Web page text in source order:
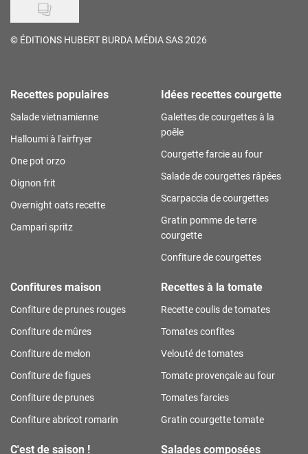
© ÉDITIONS HUBERT BURDA MÉDIA SAS 2026
Recettes populaires
Salade vietnamienne
Halloumi à l'airfryer
One pot orzo
Oignon frit
Overnight oats recette
Campari spritz
Idées recettes courgette
Galettes de courgettes à la
poêle
Courgette farcie au four
Salade de courgettes râpées
Scarpaccia de courgettes
Gratin pomme de terre
courgette
Confiture de courgettes
Confitures maison
Confiture de prunes rouges
Confiture de mûres
Confiture de melon
Confiture de figues
Confiture de prunes
Confiture abricot romarin
Recettes à la tomate
Recette coulis de tomates
Tomates confites
Velouté de tomates
Tomate provençale au four
Tomates farcies
Gratin courgette tomate
C'est de saison ! Salades composées